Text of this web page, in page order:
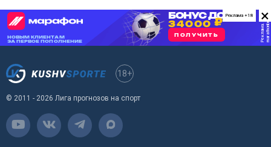
×
Реклама +18
18+
© 2011 - 2026 Лига прогнозов на спорт